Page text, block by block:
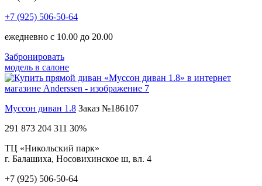
+7 (925) 506-50-64
ежедневно с 10.00 до 20.00
Забронировать
модель в салоне
Муссон диван 1.8 Заказ №186107
291 873 204 311 30%
ТЦ «Никольский парк»
г. Балашиха, Носовихинское ш, вл. 4
+7 (925) 506-50-64